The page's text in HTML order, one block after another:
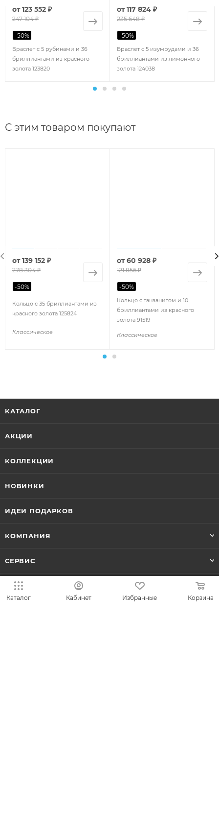
Браслет с 5 рубинами и 36
бриллиантами из красного
золота 123820
от123 552 ₽
247 104 ₽
-50%
Браслет с 5 изумрудами и 36
бриллиантами из лимонного
золота 124038
от117 824 ₽
235 648 ₽
-50%
С этим товаром покупают
Кольцо с 35 бриллиантами из
красного золота 125824
Классическое
от139 152 ₽
278 304 ₽
-50%
Кольцо с танзанитом и 10
бриллиантами из красного
золота 91519
Классическое
от60 928 ₽
121 856 ₽
-50%
КАТАЛОГ
АКЦИИ
КОЛЛЕКЦИИ
НОВИНКИ
ИДЕИ ПОДАРКОВ
КОМПАНИЯ
СЕРВИС
ЛИЧНЫЙ КАБИНЕТ
Каталог Кабинет Избранные Корзина